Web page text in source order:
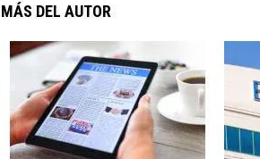
MÁS DEL AUTOR